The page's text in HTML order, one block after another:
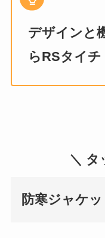
デザインと
らRSタイチ
＼ タ
防寒ジャケッ